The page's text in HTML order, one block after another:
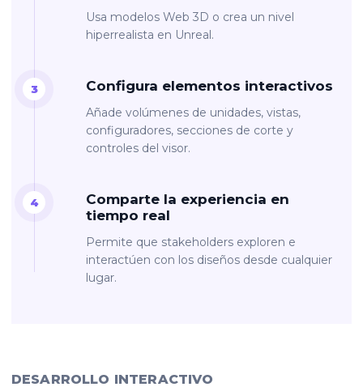
Usa modelos Web 3D o crea un nivel
hiperrealista en Unreal.
Configura elementos interactivos
Añade volúmenes de unidades, vistas,
configuradores, secciones de corte y
controles del visor.
Comparte la experiencia en
tiempo real
Permite que stakeholders exploren e
interactúen con los diseños desde cualquier
lugar.
DESARROLLO INTERACTIVO